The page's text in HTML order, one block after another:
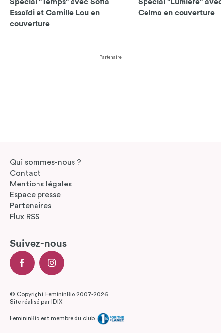
Spécial "Temps" avec Sofia
Essaïdi et Camille Lou en
couverture
Spécial "Lumière"
Celma en couverture
Partenaire
Qui sommes-nous ?
Contact
Mentions légales
Espace presse
Partenaires
Flux RSS
Suivez-nous
© Copyright FemininBio 2007-2026
Site réalisé par
IDIX
FemininBio est membre du club